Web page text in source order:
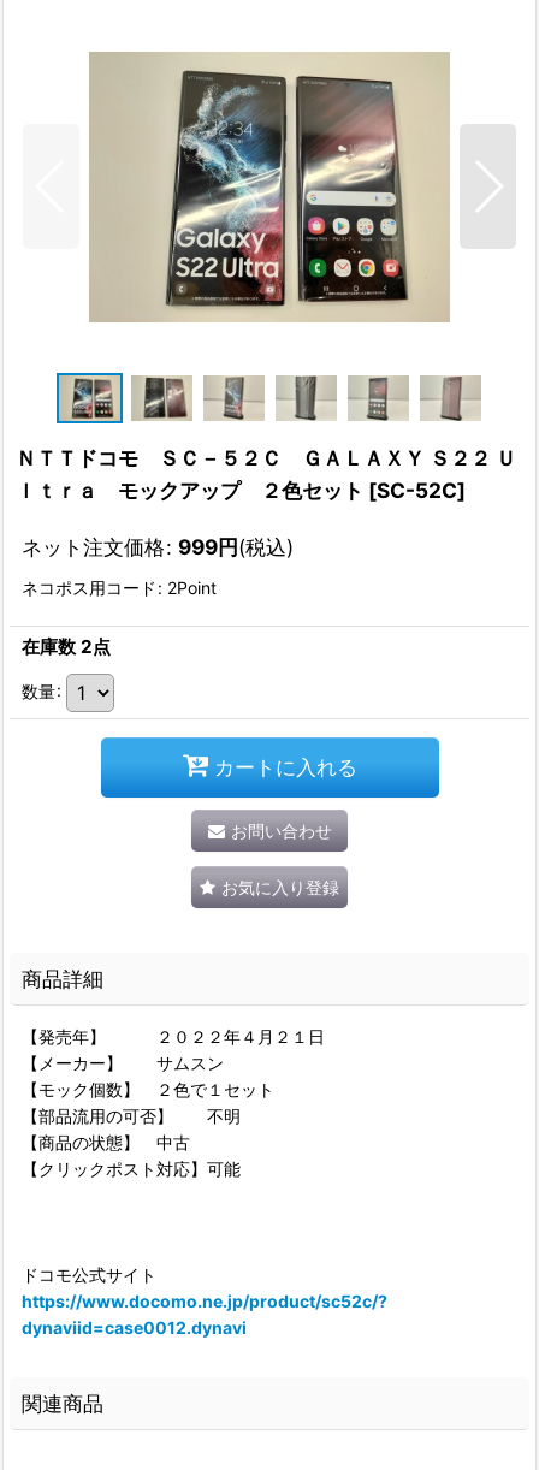
ＮＴＴドコモ ＳＣ－５２Ｃ ＧＡＬＡＸＹ Ｓ２２ Ｕ
ｌｔｒａ モックアップ ２色セット [SC-52C]
ネット注文価格: 999円(税込)
ネコポス用コード : 2Point
在庫数 2点
数量:
カートに入れる
お問い合わせ
お気に入り登録
商品詳細
【発売年】 ２０２２年４月２１日
【メーカー】 サムスン
【モック個数】 ２色で１セット
【部品流用の可否】 不明
【商品の状態】 中古
【クリックポスト対応】可能
ドコモ公式サイト
https://www.docomo.ne.jp/product/sc52c/?
dynaviid=case0012.dynavi
関連商品